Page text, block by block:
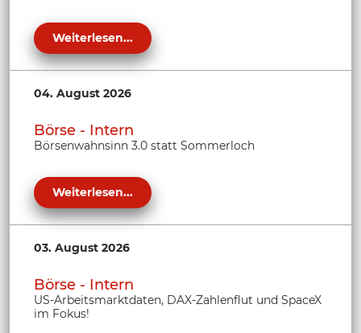
Weiterlesen...
04. August 2026
Börse - Intern
Börsenwahnsinn 3.0 statt Sommerloch
Weiterlesen...
03. August 2026
Börse - Intern
US-Arbeitsmarktdaten, DAX-Zahlenflut und SpaceX
im Fokus!